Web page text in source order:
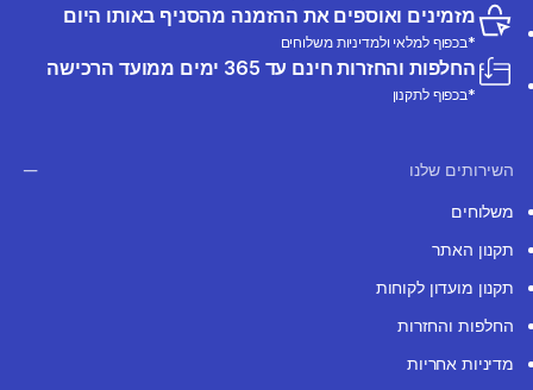
מזמינים ואוספים את ההזמנה מהסניף באותו היום
*בכפוף למלאי ולמדיניות משלוחים
החלפות והחזרות חינם עד 365 ימים ממועד הרכישה
*בכפוף לתקנון
השירותים שלנו
משלוחים
תקנון האתר
תקנון מועדון לקוחות
החלפות והחזרות
מדיניות אחריות